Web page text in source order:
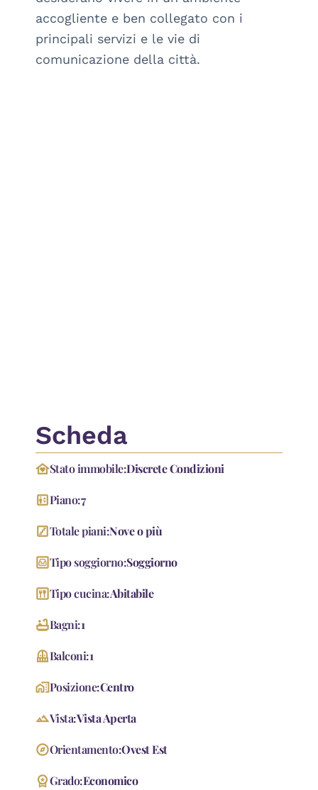
accogliente e ben collegato con i
principali servizi e le vie di
comunicazione della città.
Scheda
family_homeStato immobile:Discrete Condizioni
elevatorPiano:7
stairsTotale piani:Nove o più
livingTipo soggiorno:Soggiorno
diningTipo cucina:Abitabile
bathtubBagni:1
BalconyBalconi:1
home_workPosizione:Centro
landscapeVista:Vista Aperta
exploreOrientamento:Ovest Est
workspace_premiumGrado:Economico